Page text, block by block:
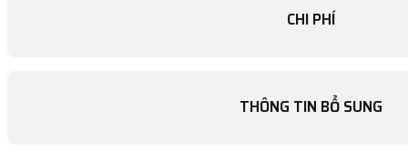
CHI PHÍ
THÔNG TIN BỔ SUNG